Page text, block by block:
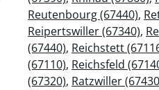
Reutenbourg (67440),
Reipertswiller (67340),
(67440), Reichstett
(67110), Reichsfeld
(67320), Ratzwiller